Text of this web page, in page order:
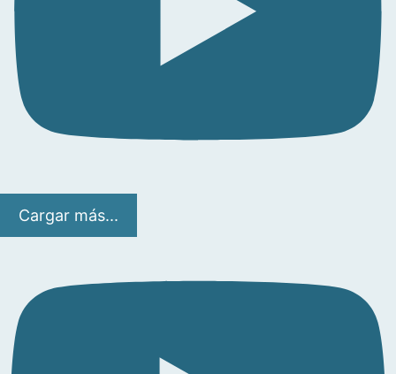
Cargar más...